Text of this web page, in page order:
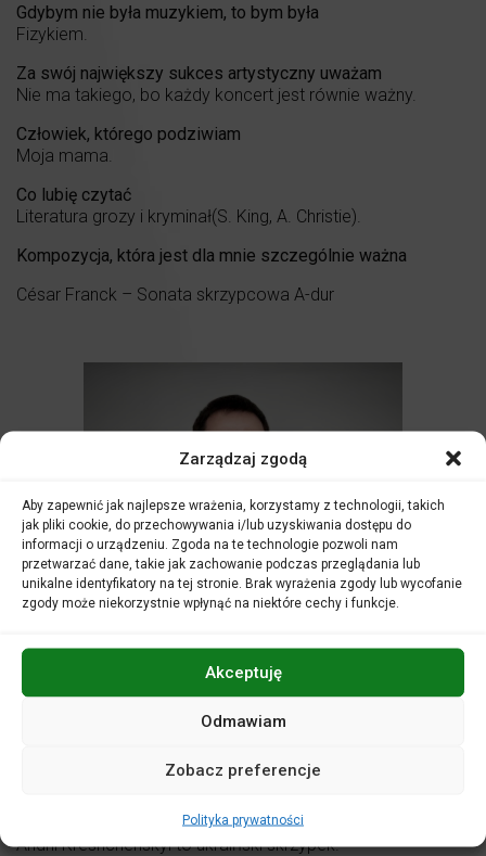
Zarządzaj zgodą
Aby zapewnić jak najlepsze wrażenia, korzystamy z technologii, takich
jak pliki cookie, do przechowywania i/lub uzyskiwania dostępu do
informacji o urządzeniu. Zgoda na te technologie pozwoli nam
przetwarzać dane, takie jak zachowanie podczas przeglądania lub
unikalne identyfikatory na tej stronie. Brak wyrażenia zgody lub wycofanie
zgody może niekorzystnie wpłynąć na niektóre cechy i funkcje.
Akceptuję
Odmawiam
Zobacz preferencje
Polityka prywatności
Gdybym nie była muzykiem, to bym była
Fizykiem.
Za swój największy sukces artystyczny uważam
Nie ma takiego, bo każdy koncert jest równie ważny.
Człowiek, którego podziwiam
Moja mama.
Co lubię czytać
Literatura grozy i kryminał(S. King, A. Christie).
Kompozycja, która jest dla mnie szczególnie ważna
César Franck – Sonata skrzypcowa A-dur
Andrii Kreshchenskyi to ukraiński skrzypek.